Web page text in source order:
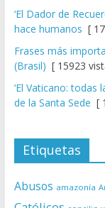
‘El Dador de
hace humanos [
Frases más
(Brasil) [ 15923
‘El Vaticano: todas
de la Santa Sede [
Etiquetas
Abusos amazonía